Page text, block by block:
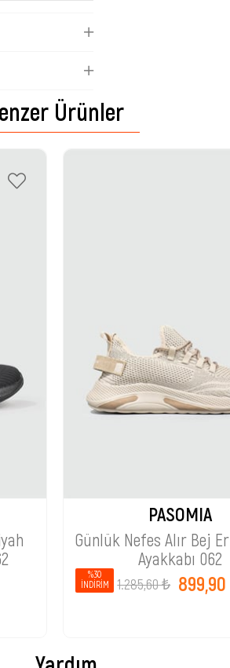
Ürünler
PASOMIA
Günlük Nefes Alır Bej
Ayakkabı 062
1.285,60 ₺
%30
İNDIRIM